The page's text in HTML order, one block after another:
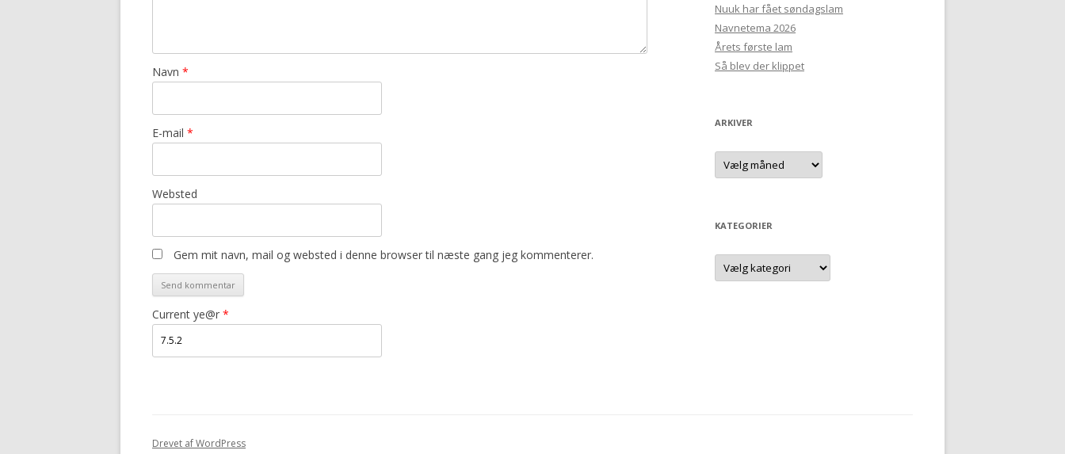
Navn *
E-mail *
Websted
Gem mit navn, mail og websted i denne browser til næste gang jeg kommenterer.
Current ye@r *
Nuuk har fået søndagslam
Navnetema 2026
Årets første lam
Så blev der klippet
ARKIVER
Arkiver
KATEGORIER
Kategorier
Drevet af WordPress